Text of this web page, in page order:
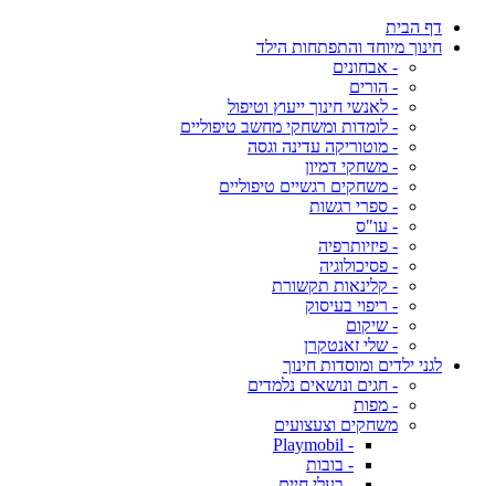
דף הבית
חינוך מיוחד והתפתחות הילד
- אבחונים
- הורים
- לאנשי חינוך ייעוץ וטיפול
- לומדות ומשחקי מחשב טיפוליים
- מוטוריקה עדינה וגסה
- משחקי דמיון
- משחקים רגשיים טיפוליים
- ספרי רגשות
- עו"ס
- פיזיותרפיה
- פסיכולוגיה
- קלינאות תקשורת
- ריפוי בעיסוק
- שיקום
- שלי זאנטקרן
לגני ילדים ומוסדות חינוך
- חגים ונושאים נלמדים
- מפות
משחקים וצעצועים
- Playmobil
- בובות